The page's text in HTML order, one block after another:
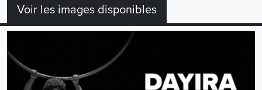
Voir les images disponibles